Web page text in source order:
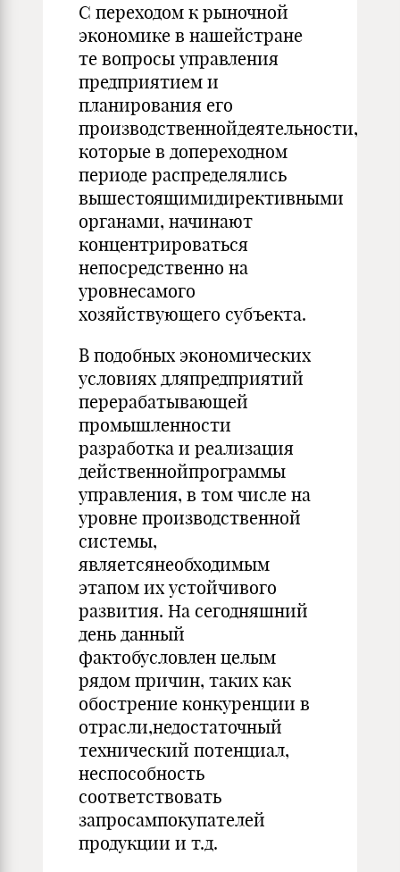
С переходом к рыночной
экономике в нашейстране
те вопросы управления
предприятием и
планирования его
производственнойдеятельности,
которые в допереходном
периоде распределялись
вышестоящимидирективными
органами, начинают
концентрироваться
непосредственно на
уровнесамого
хозяйствующего субъекта.
В подобных экономических
условиях дляпредприятий
перерабатывающей
промышленности
разработка и реализация
действеннойпрограммы
управления, в том числе на
уровне производственной
системы,
являетсянеобходимым
этапом их устойчивого
развития. На сегодняшний
день данный
фактобусловлен целым
рядом причин, таких как
обострение конкуренции в
отрасли,недостаточный
технический потенциал,
неспособность
соответствовать
запросампокупателей
продукции и т.д.